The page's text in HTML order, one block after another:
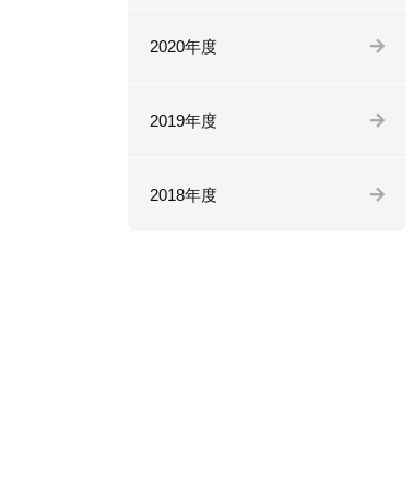
2020年度
2019年度
2018年度